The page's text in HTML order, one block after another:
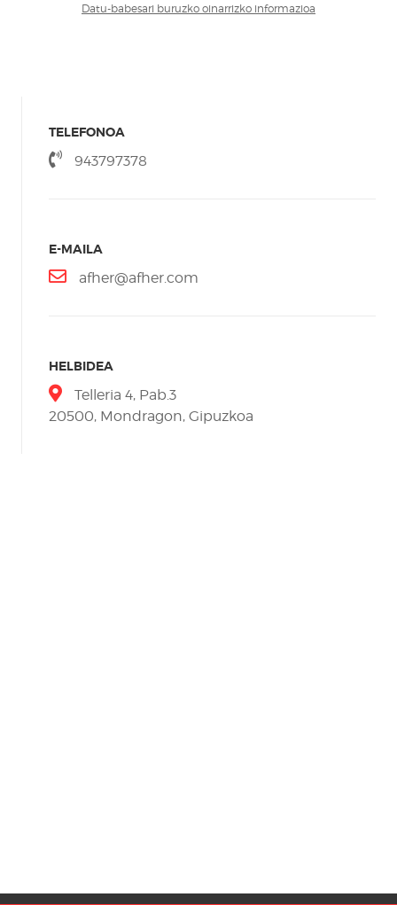
Datu-babesari buruzko oinarrizko informazioa
TELEFONOA
943797378
E-MAILA
afher@afher.com
HELBIDEA
Telleria 4, Pab.3
20500, Mondragon, Gipuzkoa